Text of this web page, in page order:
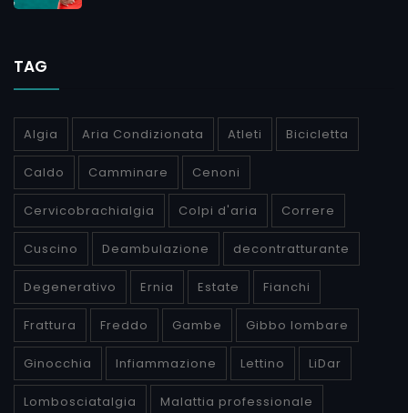
TAG
Algia Aria Condizionata Atleti Bicicletta
Caldo Camminare Cenoni
Cervicobrachialgia Colpi d'aria Correre
Cuscino Deambulazione decontratturante
Degenerativo Ernia Estate Fianchi
Frattura Freddo Gambe Gibbo lombare
Ginocchia Infiammazione Lettino LiDar
Lombosciatalgia Malattia professionale